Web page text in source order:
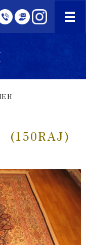
(150RAJ)